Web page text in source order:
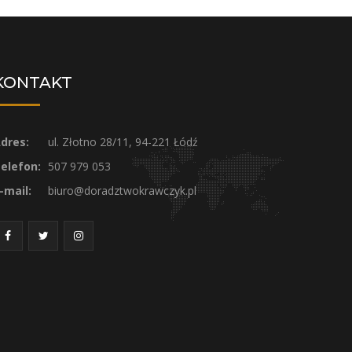
ul. Złotno 28/11, 94-221 Łódź
507 979 053
mail:
biuro@doradztwokrawczyk.pl